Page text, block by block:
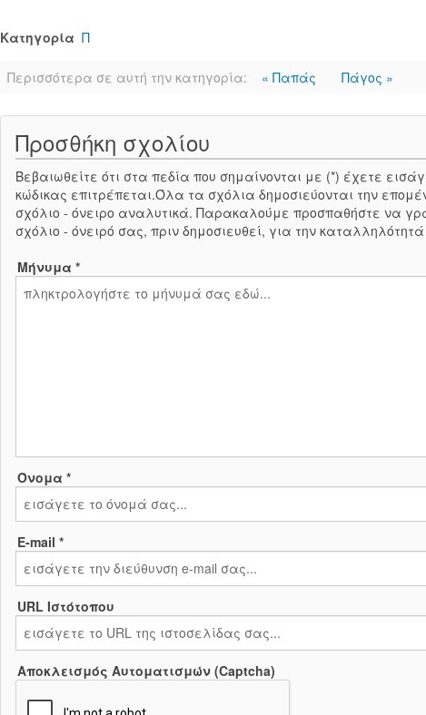
Κατηγορία Π
Περισσότερα σε αυτή την κατηγορία: « Παπάς Πάγος »
Προσθήκη σχολίου
Βεβαιωθείτε ότι στα πεδία που σημαίνονται με (*) έχετε
κώδικας επιτρέπεται.Όλα τα σχόλια δημοσιεύονται την
σχόλιο - όνειρο αναλυτικά. Παρακαλούμε προσπαθήστε να
σχόλιο - όνειρό σας, πριν δημοσιευθεί, για την
Μήνυμα *
Όνομα *
E-mail *
URL Ιστότοπου
Αποκλεισμός Αυτοματισμών (Captcha)